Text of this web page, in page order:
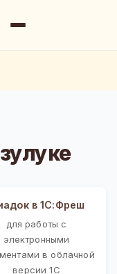
в 1С:Фреш
для работы с
электронными
в облачной
версии 1С